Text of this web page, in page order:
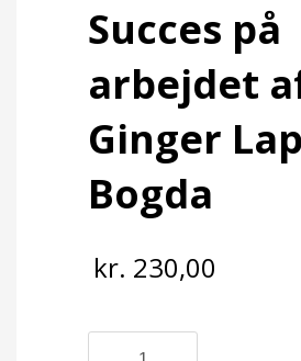
Succes på
arbejdet
Ginger
Bogda
kr. 230,00